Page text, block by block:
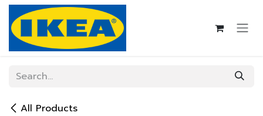
Skip to Content
All Products